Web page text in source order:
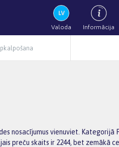
Valoda Informācija
nosacījumus vienuviet.
preču skaits ir 2244, bet zemākā